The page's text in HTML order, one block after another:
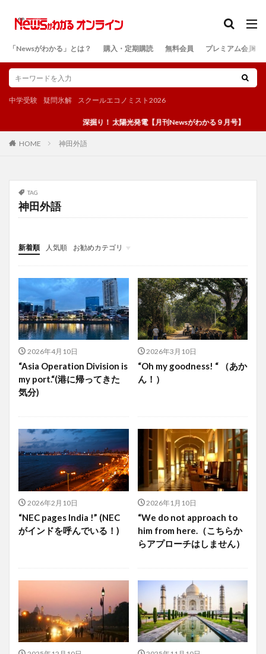
「Newsがわかる」とは？ 購入・定期購読 無料会員 プレミアム会員
中学受験 疑問氷解 スクールエコノミスト2026
深掘り！ 太陽光発電【月刊Newsがわかる９月号】
HOME 神田外語
TAG
神田外語
新着順 人気順
お勧めカテゴリ
投稿
学び
マンガ
電子書籍
2026年4月10日
“Asia Operation Division is
my port.“(港に帰ってきた
気分)
2026年3月10日
“Oh my goodness! “ （あか
ん！）
2026年2月10日
“NEC pages India !” (NEC
がインドを呼んでいる！)
2026年1月10日
“We do not approach to
him from here.（こちらか
らアプローチはしません）
検索